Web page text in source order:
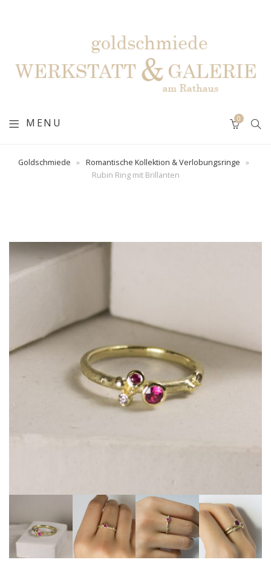
MENU 0
Goldschmiede » Romantische Kollektion & Verlobungsringe »
Rubin Ring mit Brillanten